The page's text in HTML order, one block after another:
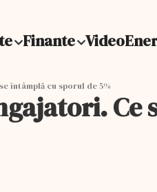
Finante Video
întâmplă cu sporul de 5%
Ce